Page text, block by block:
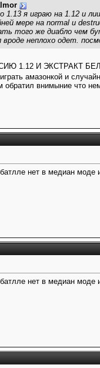
1.13 я играю на 1.12 и
мере на normal и
того же диабло чем
неплохо одет.
1.12 И ЭКСТРАКТ
амазонкой и
обратил внимыние что
нет в медиан моде
нет в медиан моде